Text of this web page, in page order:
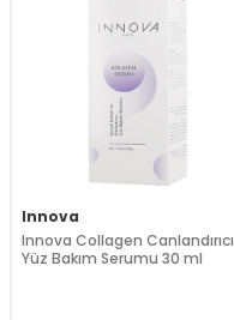
Innova
Innova Collagen Canlandırıcı
Yüz Bakım Serumu 30 ml